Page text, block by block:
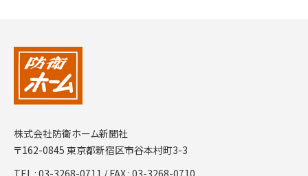
株式会社防衛ホーム新聞社
〒162-0845 東京都新宿区市谷本村町3-3